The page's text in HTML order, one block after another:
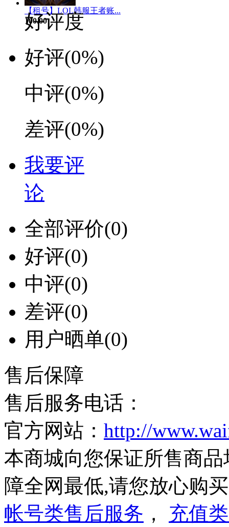
【租号】LOL韩服王者账...
100.00
好评度
好评(0%)
中评(0%)
差评(0%)
我要评
论
全部评价(0)
好评(0)
中评(0)
差评(0)
用户晒单(0)
售后保障
售后服务电话：
官方网站： http://
本商城向您保证所售商
障全网最低,请您放心购
帐号类售后服务 ， 充值